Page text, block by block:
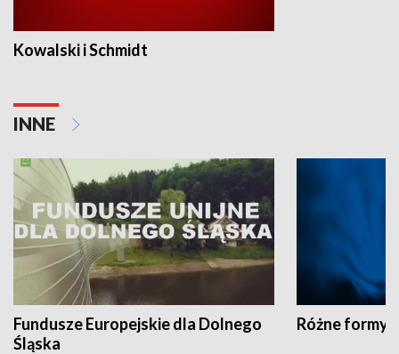
Kowalski i Schmidt
INNE
Fundusze Europejskie dla Dolnego
Śląska
Różne formy